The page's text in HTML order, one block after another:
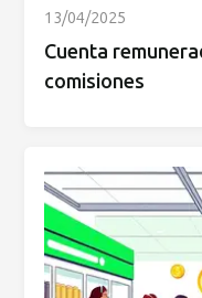
13/04/2025
Cuenta
comisiones